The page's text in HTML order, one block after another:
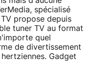
spécialisé
propose depuis
tuner TV au format
quel
de divertissement
Gadget